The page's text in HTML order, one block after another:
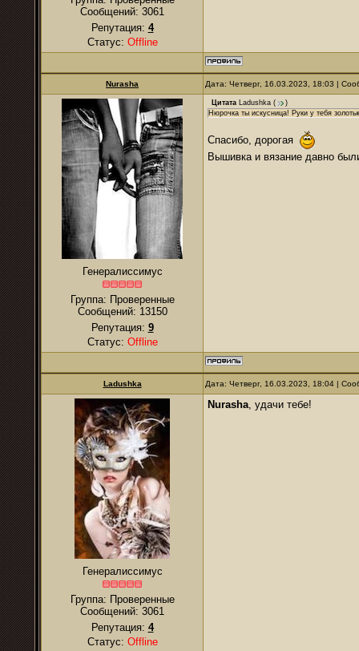
Сообщений: 3061
Репутация: 4
Статус: Offline
Nurаsha Дата: Четверг, 16.03.2023, 18:03 |
Генералиссимус
Группа: Проверенные
Сообщений: 13150
Репутация: 9
Статус: Offline
Цитата Ladushkа (
)
Нюрочка ты искусница! Руки у тебя
Спасибо, дорогая
Вышивка и вязание давно
Ladushkа Дата: Четверг, 16.03.2023, 18:04 |
Генералиссимус
Группа: Проверенные
Сообщений: 3061
Репутация: 4
Статус: Offline
Nurаsha, удачи тебе!